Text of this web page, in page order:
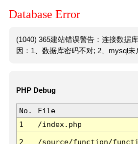
Database Error
(1040) 365建站错误警告：连接数据
因：1、数据库密码不对; 2、mysql未
PHP Debug
No. File
1
/index.php
2 /source/function/